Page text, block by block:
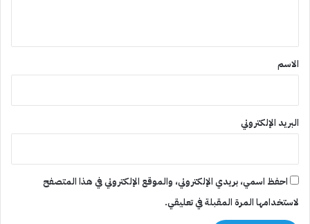
*
الاسم
البريد الإلكتروني
احفظ اسمي، بريدي الإلكتروني، والموقع الإلكتروني في هذا المتصفح
لاستخدامها المرة المقبلة في تعليقي.